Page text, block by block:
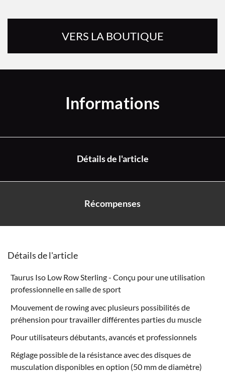
VERS LA BOUTIQUE
Informations
Détails de l'article
Récompenses
Détails de l'article
Taurus Iso Low Row Sterling - Conçu pour une utilisation
professionnelle en salle de sport
Mouvement de rowing avec plusieurs possibilités de
préhension pour travailler différentes parties du muscle
Pour utilisateurs débutants, avancés et professionnels
Réglage possible de la résistance avec desdisques de
musculation disponibles en option (50 mm de diamètre)